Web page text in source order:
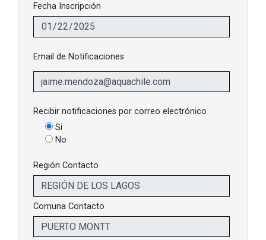
Fecha Inscripción
Email de Notificaciones
Recibir notificaciones por correo electrónico
Si
No
Región Contacto
Comuna Contacto